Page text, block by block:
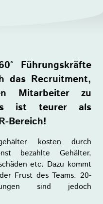
Führungskräfte
das Recruitment,
Mitarbeiter zu
ist teurer als
Bereich!
kosten durch
bezahlte Gehälter,
etc. Dazu kommt
Frust des Teams. 20-
sind jedoch